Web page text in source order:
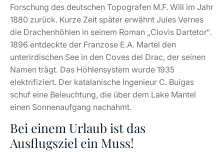
Forschung des deutschen Topografen M.F. Will im Jahr
1880 zurück. Kurze Zeit später erwähnt Jules Vernes
die Drachenhöhlen in seinem Roman „Clovis Dartetor“.
1896 entdeckte der Franzose E.A. Martel den
unterirdischen See in den Coves del Drac, der seinen
Namen trägt. Das Höhlensystem wurde 1935
elektrifiziert. Der katalanische Ingenieur C. Buigas
schuf eine Beleuchtung, die über dem Lake Mantel
einen Sonnenaufgang nachahmt.
Bei einem Urlaub ist das
Ausflugsziel ein Muss!